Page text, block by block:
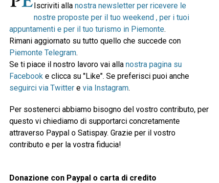
Iscriviti alla nostra newsletter per ricevere le
nostre proposte per il tuo weekend , per i tuoi
appuntamenti e per il tuo turismo in Piemonte.
Rimani aggiornato su tutto quello che succede con
Piemonte Telegram.
Se ti piace il nostro lavoro vai alla nostra pagina su
Facebook e clicca su "Like". Se preferisci puoi anche
seguirci via Twittere via Instagram.
Per sostenerci abbiamo bisogno del vostro contributo, per
questo vi chiediamo di supportarci concretamente
attraverso Paypal o Satispay. Grazie per il vostro
contributo e per la vostra fiducia!
Donazione con Paypal o carta di credito